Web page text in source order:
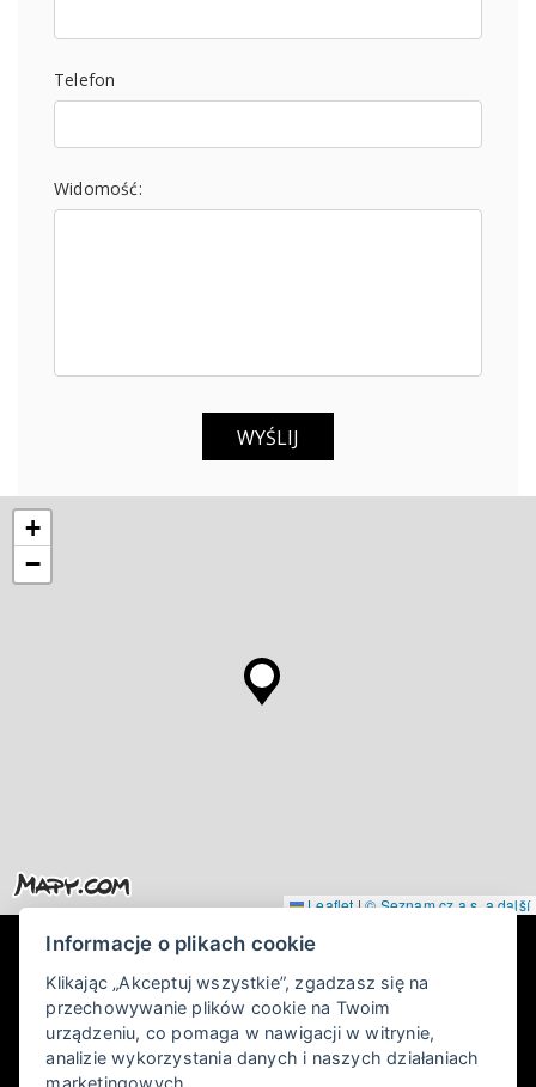
Telefon
Widomość:
+
−
Leaflet|© Seznam.cz a.s. a další
Pec pod Sněžkou-Velká Úpa 237, 542 21 Pec pod Sněžkou
Informacje o plikach cookie
Klikając „Akceptuj wszystkie”, zgadzasz się na
przechowywanie plików cookie na Twoim
urządzeniu, co pomaga w nawigacji w witrynie,
analizie wykorzystania danych i naszych działaniach
marketingowych.